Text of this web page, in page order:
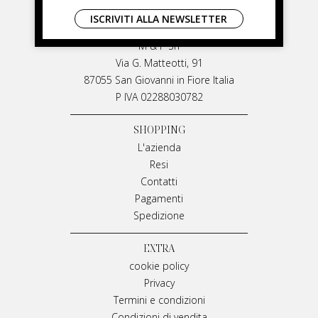
LIVIANA MIRARCHI
M & P Srl
Via G. Matteotti, 91
87055 San Giovanni in Fiore Italia
P IVA 02288030782
SHOPPING
L'azienda
Resi
Contatti
Pagamenti
Spedizione
EXTRA
cookie policy
Privacy
Termini e condizioni
ISCRIVITI ALLA NEWSLETTER